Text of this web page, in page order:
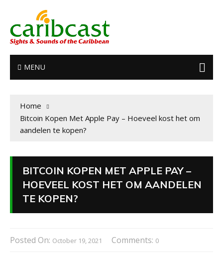
MENU
Home
Bitcoin Kopen Met Apple Pay – Hoeveel kost het om
aandelen te kopen?
BITCOIN KOPEN MET APPLE PAY –
HOEVEEL KOST HET OM AANDELEN
TE KOPEN?
Posted On: October 19, 2021 Comments: 0